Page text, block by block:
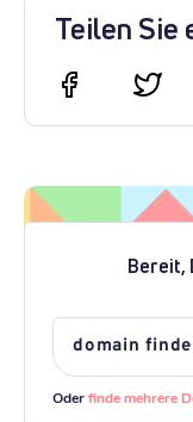
Teilen Sie
Bereit,
Oderfinde mehrere